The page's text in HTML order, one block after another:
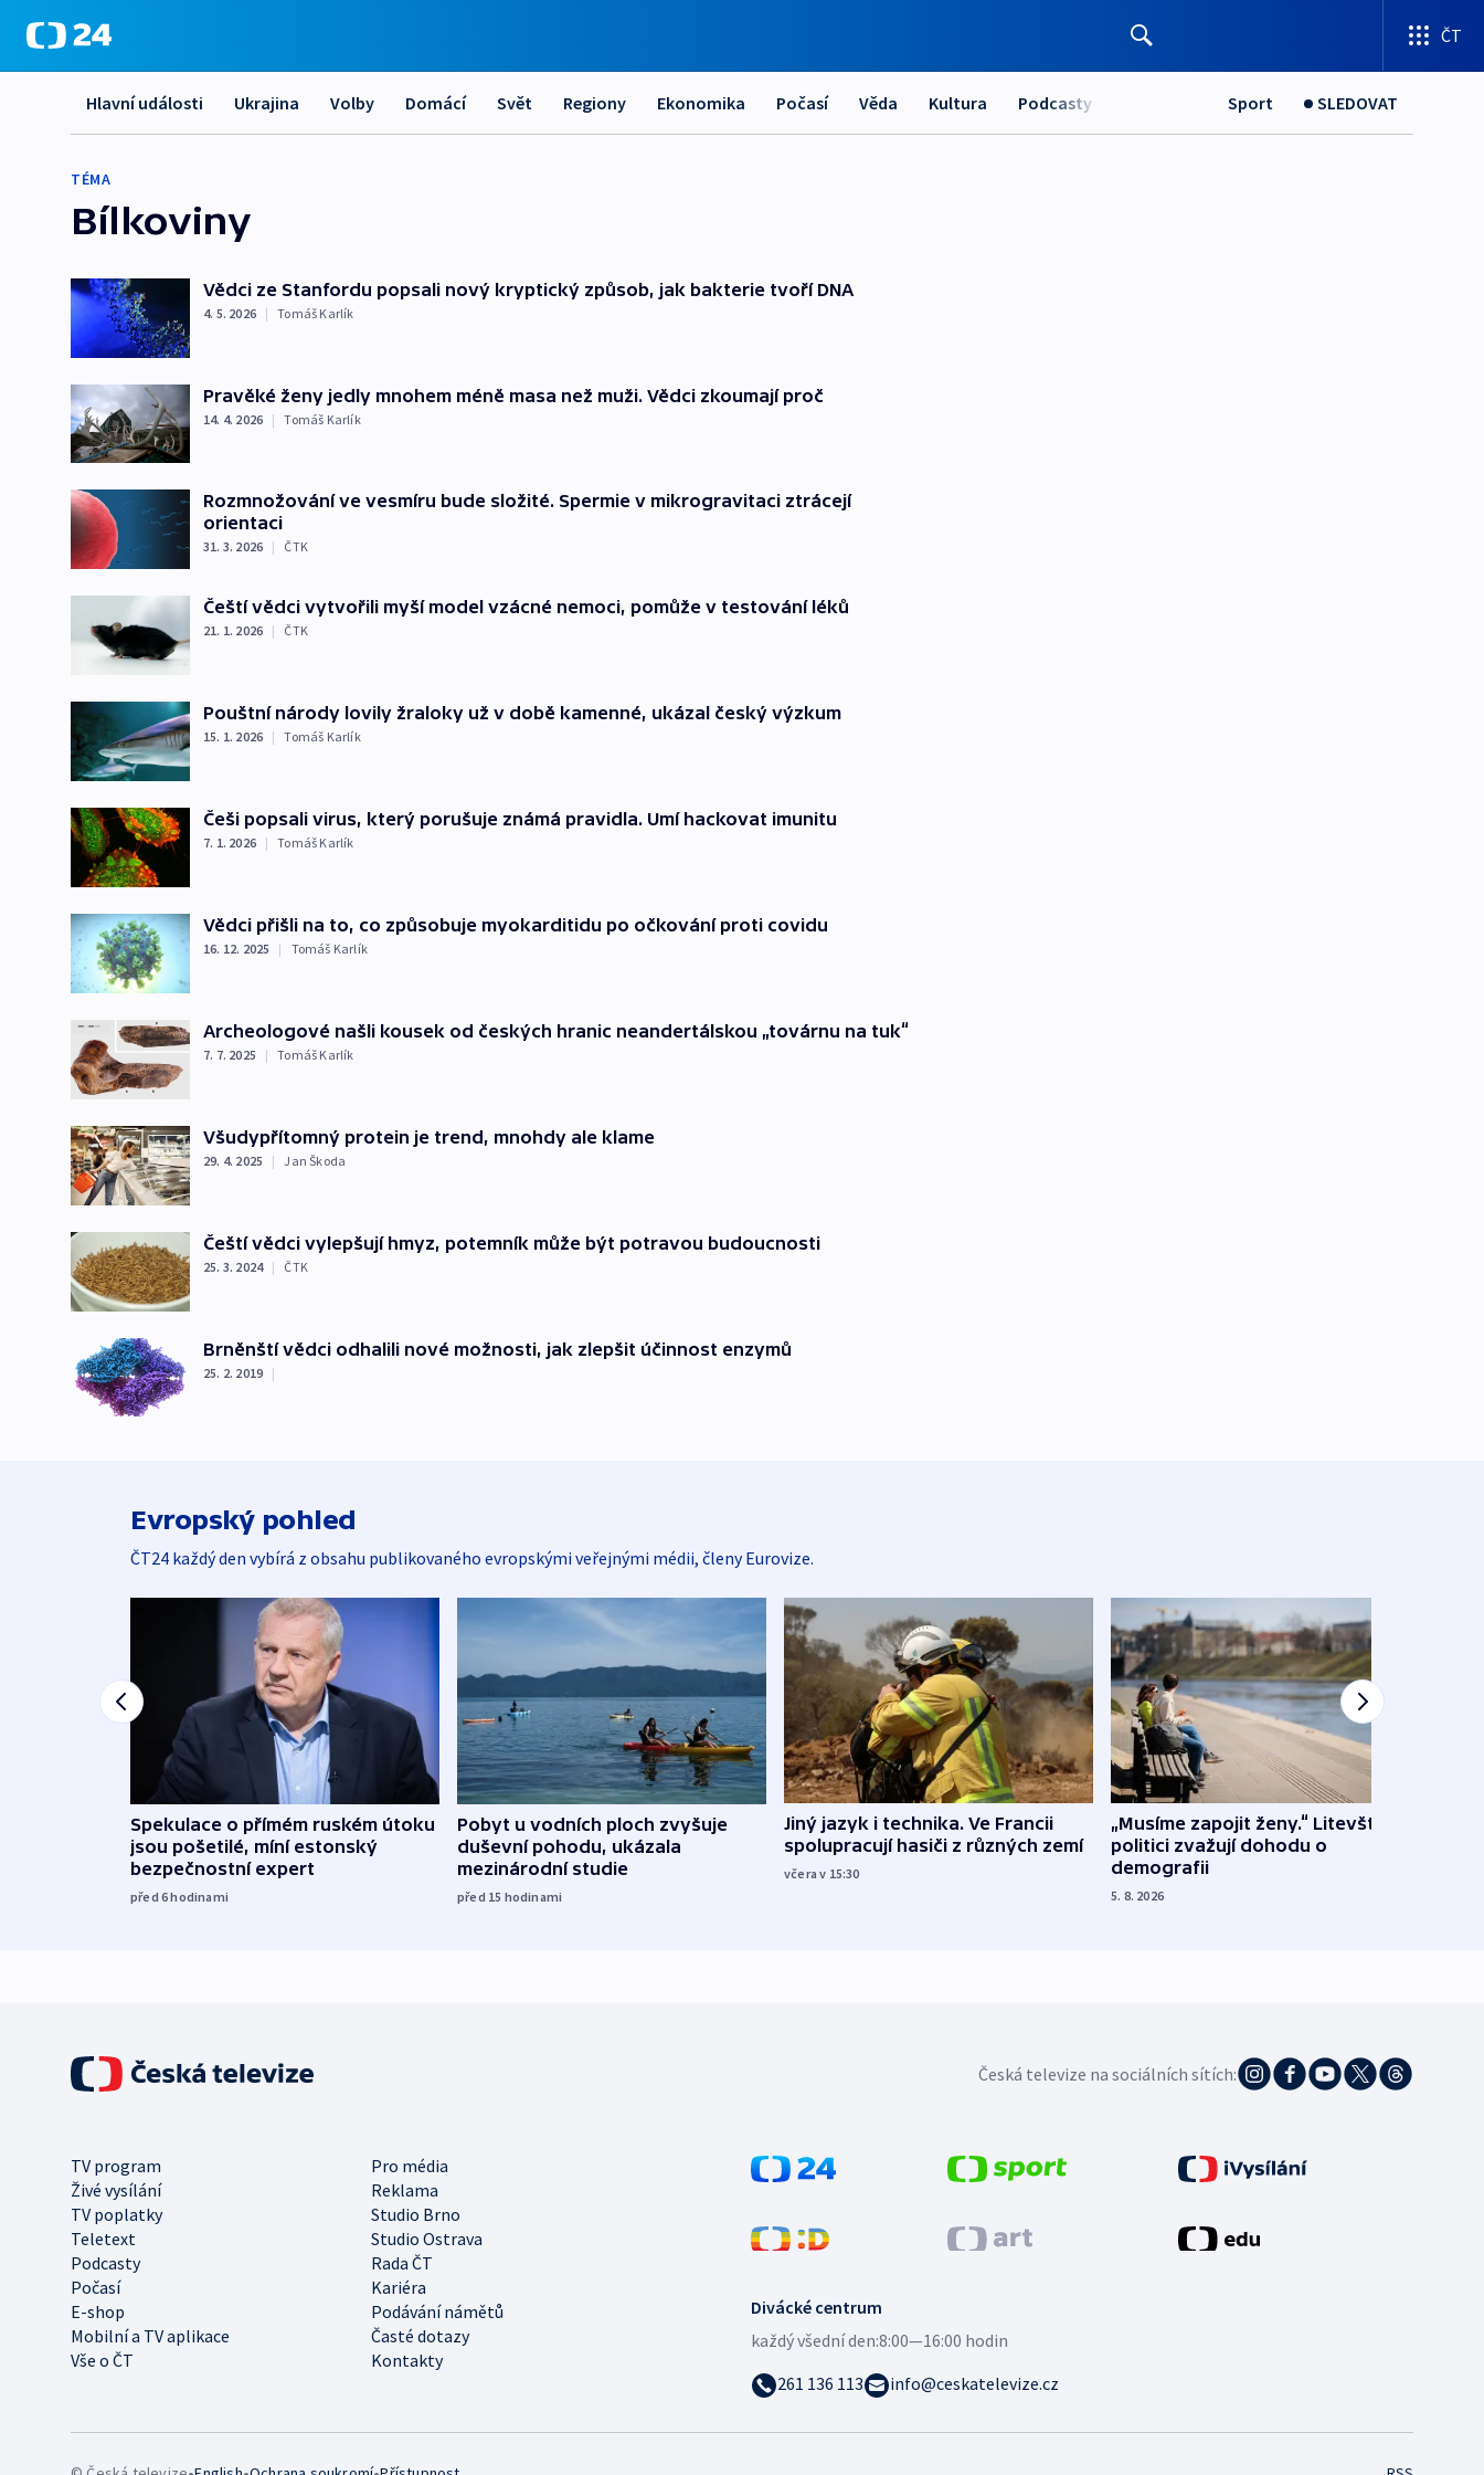
ČT
Hlavní události Ukrajina Volby Domácí Svět Regiony Ekonomika Počasí Věda Kultura Podcasty Sport SLEDOVAT
TÉMA
Bílkoviny
Vědci ze Stanfordu popsali nový kryptický způsob, jak bakterie tvoří DNA
4. 5. 2026 | Tomáš Karlík
Pravěké ženy jedly mnohem méně masa než muži. Vědci zkoumají proč
14. 4. 2026 | Tomáš Karlík
Rozmnožování ve vesmíru bude složité. Spermie v mikrogravitaci ztrácejí
orientaci
31. 3. 2026 | ČTK
Čeští vědci vytvořili myší model vzácné nemoci, pomůže v testování léků
21. 1. 2026 | ČTK
Pouštní národy lovily žraloky už v době kamenné, ukázal český výzkum
15. 1. 2026 | Tomáš Karlík
Češi popsali virus, který porušuje známá pravidla. Umí hackovat imunitu
7. 1. 2026 | Tomáš Karlík
Vědci přišli na to, co způsobuje myokarditidu po očkování proti covidu
16. 12. 2025 | Tomáš Karlík
Archeologové našli kousek od českých hranic neandertálskou „továrnu na tuk“
7. 7. 2025 | Tomáš Karlík
Všudypřítomný protein je trend, mnohdy ale klame
29. 4. 2025 | Jan Škoda
Čeští vědci vylepšují hmyz, potemník může být potravou budoucnosti
25. 3. 2024 | ČTK
Brněnští vědci odhalili nové možnosti, jak zlepšit účinnost enzymů
25. 2. 2019 |
Evropský pohled
ČT24 každý den vybírá z obsahu publikovaného evropskými veřejnými médii, členy Eurovize.
Spekulace o přímém ruském útoku
jsou pošetilé, míní estonský
bezpečnostní expert
před 6hodinami
Pobyt u vodních ploch zvyšuje
duševní pohodu, ukázala
mezinárodní studie
před 15 hodinami
Jiný jazyk i technika. Ve Francii
spolupracují hasiči z různých zemí
včera v 15:30
„Musíme zapojit ženy.“ Litevští
politici zvažují dohodu o
demografii
5. 8. 2026
Česká televize na sociálních sítích:
TV program
Pro média
Živé vysílání
Reklama
TV poplatky
Studio Brno
Teletext
Studio Ostrava
Podcasty
Rada ČT
Počasí
Kariéra
E-shop
Podávání námětů
Mobilní a TV aplikace
Časté dotazy
Vše o ČT
Kontakty
Divácké centrum
každý všední den:8:00—16:00 hodin
261 136 113
info@ceskatelevize.cz